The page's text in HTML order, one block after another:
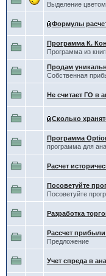
Выделение цветом
Формулы
Программа К.
Программа из
Продам
Собственная
Не считает ГО в
Сколько
Программа
программа для
Расчет
Посоветуйте
Посоветуйте
Разработка
Рассчет
Предложение
Учет спреда в